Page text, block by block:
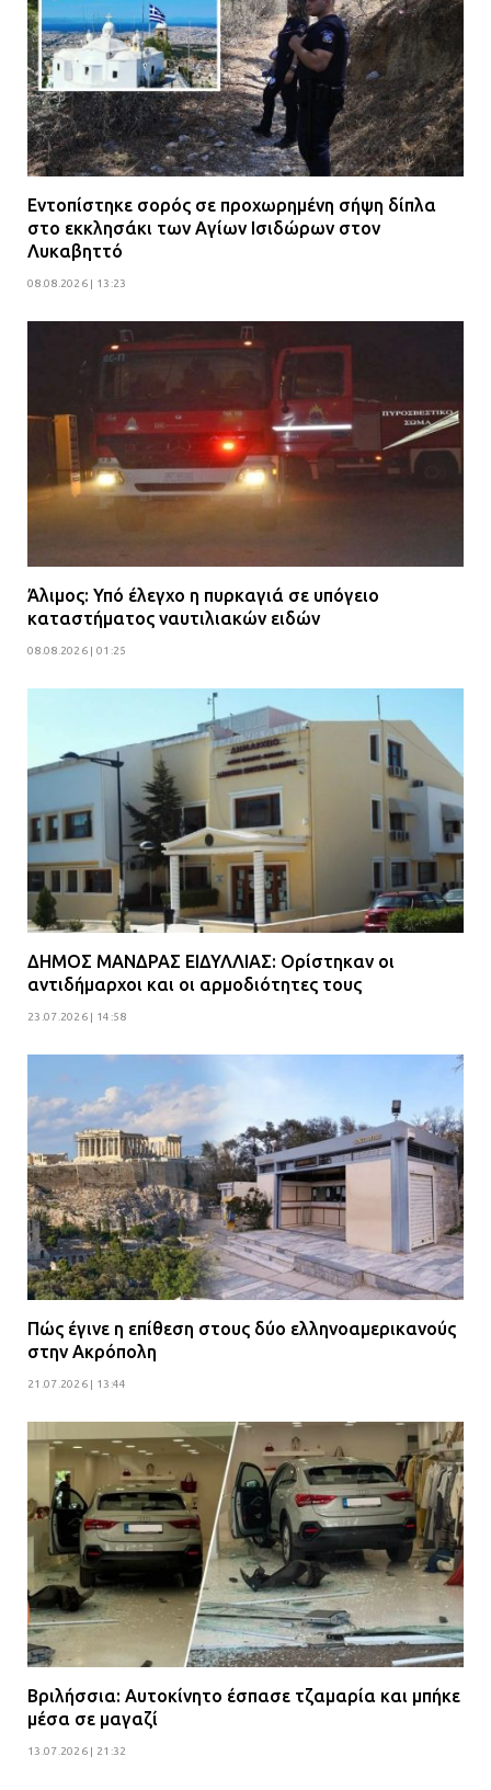
Φωτιά σε επιχείρηση στον
Ασπρόπυργο – Ήχησε το 112
09.07.2026 | 09:19
Δίωξη για απόπειρα
ανθρωποκτονίας στους δύο
αστυνομικούς
Ομαδικός βιασμός 19χρονης στο
Α.Τ. Ομονοίας: Ο Εισαγγελέας
πρότεινε την αθώωση των
αστυνομικών
08.07.2026 | 16:24
Ο δήμαρχος Μάνδρας δώρισε όλους
επεμβάσεων
08.07.2026 | 15:02
Εντοπίστηκε σορός σε προχωρημένη σήψη δίπλα
στο εκκλησάκι των Αγίων Ισιδώρων στον
Λυκαβηττό
08.08.2026 | 13:23
Άλιμος: Υπό έλεγχο η πυρκαγιά σε υπόγειο
καταστήματος ναυτιλιακών ειδών
08.08.2026 | 01:25
ΔΗΜΟΣ ΜΑΝΔΡΑΣ ΕΙΔΥΛΛΙΑΣ: Ορίστηκαν οι
αντιδήμαρχοι και οι αρμοδιότητες τους
23.07.2026 | 14:58
Πώς έγινε η επίθεση στους δύο ελληνοαμερικανούς
στην Ακρόπολη
21.07.2026 | 13:44
Βριλήσσια: Αυτοκίνητο έσπασε τζαμαρία και μπήκε
μέσα σε μαγαζί
13.07.2026 | 21:32